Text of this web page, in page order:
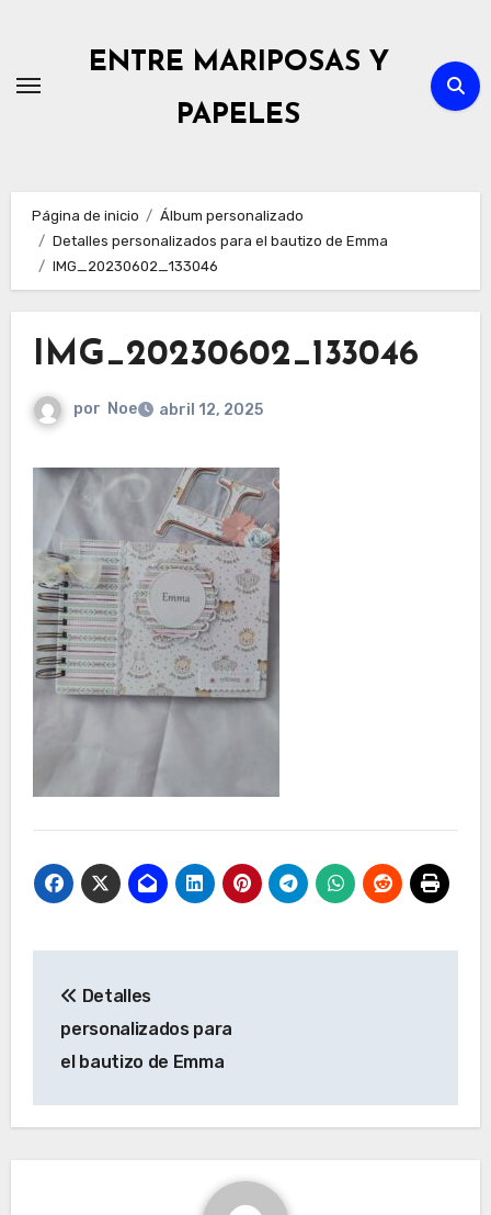
contenido
ENTRE MARIPOSAS Y
PAPELES
Página de inicio
Álbum personalizado
Detalles personalizados para el bautizo de Emma
IMG_20230602_133046
IMG_20230602_133046
por Noe abril 12, 2025
de
entradas
Detalles
personalizados para
el bautizo de Emma